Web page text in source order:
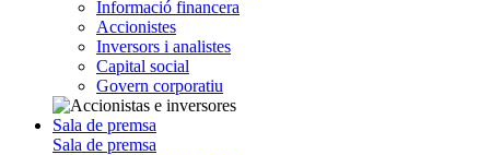
Informació financera
Accionistes
Inversors i analistes
Capital social
Govern corporatiu
Sala de premsa
Sala de premsa